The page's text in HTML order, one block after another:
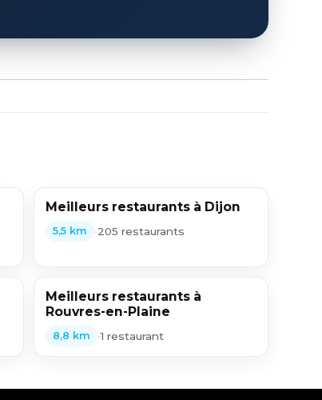
Meilleurs restaurants à Dijon
5,5 km •205 restaurants
Meilleurs restaurants à
Rouvres-en-Plaine
8,8 km •1 restaurant